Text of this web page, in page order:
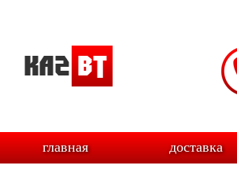
главная доставка